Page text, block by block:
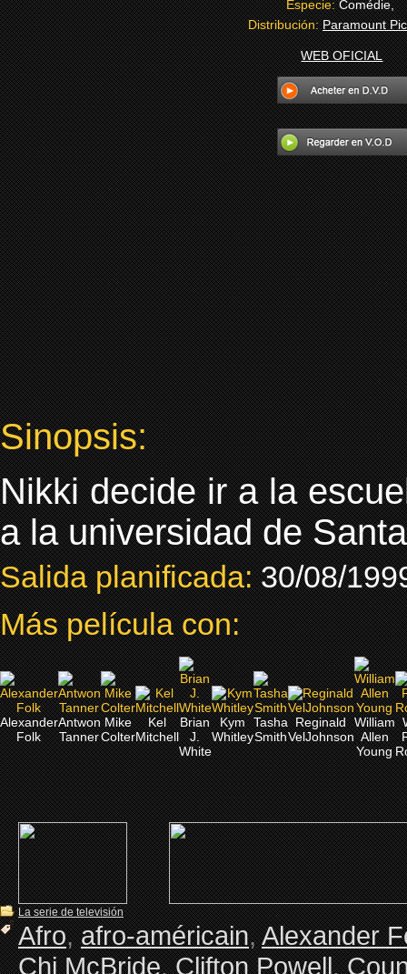
Especie:Comédie,
Distribución:Paramount
WEB OFICIAL
Sinopsis:
Nikki decide ir a la
a la universidad de
Salida planificada:30/08/
Más película con:
Alexander
Folk
Antwon
Tanner
Mike
Colter
Kel
Mitchell
Brian
J.
White
Kym
Whitley
Tasha
Smith
Reginald
VelJohnson
William
Allen
Young
La serie de televisión
Afro,afro-américain,Alexander
Chi McBride,Clifton Powell,